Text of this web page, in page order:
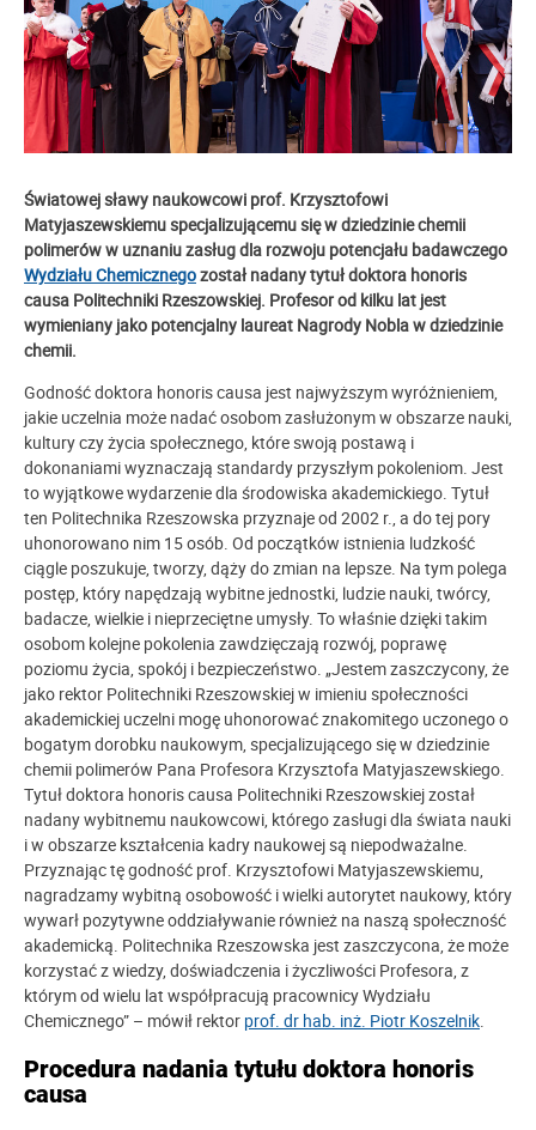
Światowej sławy naukowcowi prof. Krzysztofowi
Matyjaszewskiemu specjalizującemu się w dziedzinie chemii
polimerów w uznaniu zasług dla rozwoju potencjału badawczego
Wydziału Chemicznegozostał nadany tytuł doktora honoris
causa Politechniki Rzeszowskiej. Profesorod kilku lat jest
wymieniany jako potencjalny laureat Nagrody Nobla w dziedzinie
chemii.
Godność doktora honoris causa jest najwyższym wyróżnieniem,
jakie uczelnia może nadać osobom zasłużonym w obszarze nauki,
kultury czy życia społecznego, które swoją postawą i
dokonaniami wyznaczają standardy przyszłym pokoleniom. Jest
to wyjątkowe wydarzenie dla środowiska akademickiego. Tytuł
ten Politechnika Rzeszowska przyznaje od 2002 r., a do tej pory
uhonorowano nim 15 osób. Od początków istnienia ludzkość
ciągle poszukuje, tworzy, dąży do zmian na lepsze. Na tym polega
postęp, który napędzają wybitne jednostki, ludzie nauki, twórcy,
badacze, wielkie i nieprzeciętne umysły. To właśnie dzięki takim
osobom kolejne pokolenia zawdzięczają rozwój, poprawę
poziomu życia, spokój i bezpieczeństwo. „Jestem zaszczycony, że
jako rektor Politechniki Rzeszowskiej w imieniu społeczności
akademickiej uczelni mogę uhonorować znakomitego uczonego o
bogatym dorobku naukowym, specjalizującego się w dziedzinie
chemii polimerów Pana Profesora Krzysztofa Matyjaszewskiego.
Tytuł doktora honoris causa Politechniki Rzeszowskiej został
nadany wybitnemu naukowcowi, którego zasługi dla świata nauki
i w obszarze kształcenia kadry naukowej są niepodważalne.
Przyznając tę godność prof. Krzysztofowi Matyjaszewskiemu,
nagradzamy wybitną osobowość i wielki autorytet naukowy, który
wywarł pozytywne oddziaływanie również na naszą społeczność
akademicką. Politechnika Rzeszowska jest zaszczycona, że może
korzystać z wiedzy, doświadczenia i życzliwości Profesora, z
którym od wielu lat współpracują pracownicy Wydziału
Chemicznego” – mówił rektor prof. dr hab. inż. Piotr Koszelnik.
Procedura nadania tytułu doktora honoris
causa